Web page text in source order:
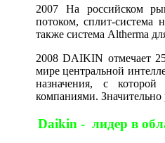
2007 На российском
потоком, сплит-система
также система Altherma
2008 DAIKIN отмечает
мире центральной
назначения, с которой
компаниями.
Daikin - лидер в